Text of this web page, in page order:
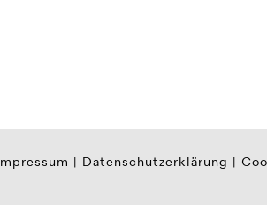
Impressum Datenschutzerklärung